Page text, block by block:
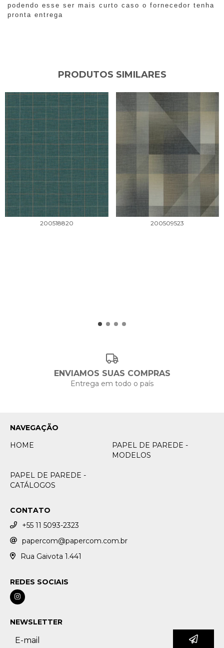
podendo esse ser mais curto caso o fornecedor tenha
pronta entrega
PRODUTOS SIMILARES
200518820 200509523
ENVIAMOS SUAS COMPRAS
Entrega em todo o país
NAVEGAÇÃO
HOME
PAPEL DE PAREDE -
MODELOS
PAPEL DE PAREDE -
CATÁLOGOS
CONTATO
+55 11 5093-2323
papercom@papercom.com.br
Rua Gaivota 1.441
REDES SOCIAIS
NEWSLETTER